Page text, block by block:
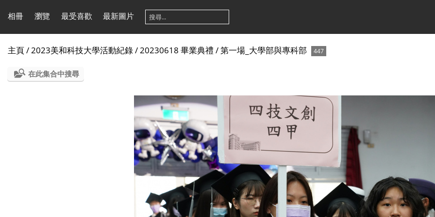
相冊 瀏覽 最受喜歡 最新圖片
主頁/2023美和科技大學活動紀錄/20230618 畢業典禮 /第一場_大學部與專科部 447
在此集合中搜尋